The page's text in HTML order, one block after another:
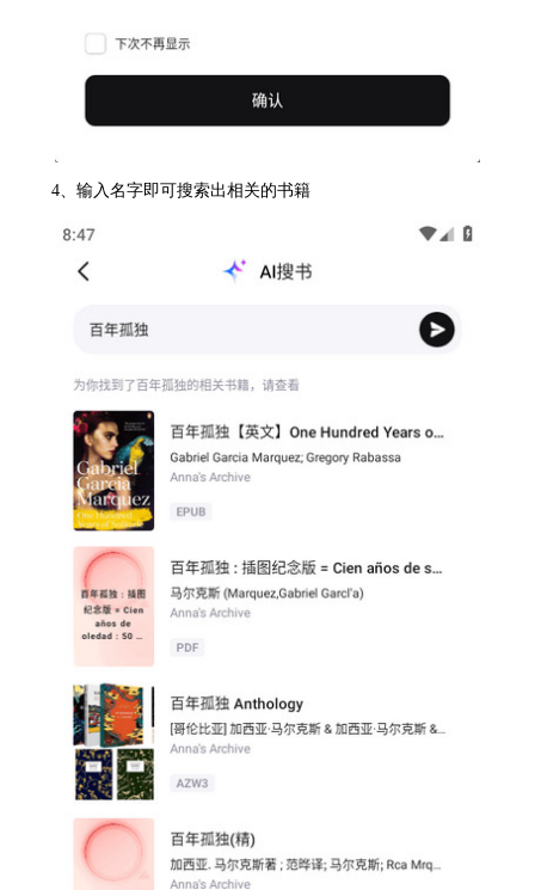
4、输入名字即可搜索出相关的书籍